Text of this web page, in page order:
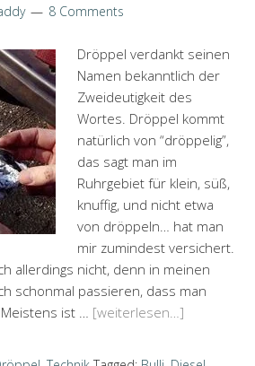
8 Comments
Dröppel verdankt seinen
Namen bekanntlich der
Zweideutigkeit des
Wortes. Dröppel kommt
natürlich von “dröppelig”,
das sagt man im
Ruhrgebiet für klein, süß,
knuffig, und nicht etwa
von dröppeln… hat man
mir zumindest versichert.
allerdings nicht, denn in meinen
schonmal passieren, dass man
ist … [weiterlesen…]